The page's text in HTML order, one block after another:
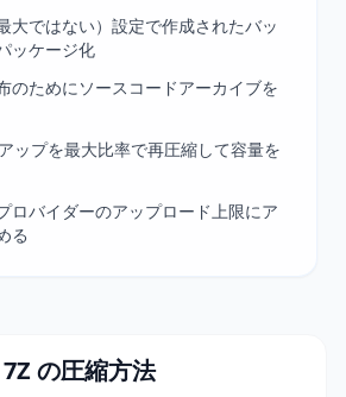
大ではない）設定で作成されたバッ
ッケージ化
のためにソースコードアーカイブを
ップを最大比率で再圧縮して容量を
ロバイダーのアップロード上限にア
る
7Z の圧縮方法